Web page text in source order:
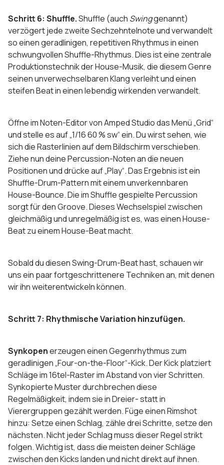
Schritt 6: Shuffle.Shuffle (auch Swinggenannt)
verzögert jede zweite Sechzehntelnote und verwandelt
so einen geradlinigen, repetitiven Rhythmus in einen
schwungvollen Shuffle-Rhythmus. Dies ist eine zentrale
Produktionstechnik der House-Musik, die diesem Genre
seinen unverwechselbaren Klang verleiht und einen
steifen Beat in einen lebendig wirkenden verwandelt.
Öffne im Noten-Editor von Amped Studio das Menü „Grid“
und stelle es auf „1/16 60 % sw“ ein. Du wirst sehen, wie
sich die Rasterlinien auf dem Bildschirm verschieben.
Ziehe nun deine Percussion-Noten an die neuen
Positionen und drücke auf „Play“. Das Ergebnis ist ein
Shuffle-Drum-Pattern mit einem unverkennbaren
House-Bounce. Die im Shuffle gespielte Percussion
sorgt für den Groove. Dieses Wechselspiel zwischen
gleichmäßig und unregelmäßig ist es, was einen House-
Beat zu einem House-Beat macht.
Sobald du diesen Swing-Drum-Beat hast, schauen wir
uns ein paar fortgeschrittenere Techniken an, mit denen
wir ihn weiterentwickeln können.
Schritt 7: Rhythmische Variation hinzufügen.
Synkopenerzeugen einen Gegenrhythmus zum
geradlinigen „Four-on-the-Floor“-Kick. Der Kick platziert
Schläge im 16tel-Raster im Abstand von vier Schritten.
Synkopierte Muster durchbrechen diese
Regelmäßigkeit, indem sie in Dreier- statt in
Vierergruppen gezählt werden. Füge einen Rimshot
hinzu: Setze einen Schlag, zähle drei Schritte, setze den
nächsten. Nicht jeder Schlag muss dieser Regel strikt
folgen. Wichtig ist, dass die meisten deiner Schläge
zwischen den Kicks landen und nicht direkt auf ihnen.